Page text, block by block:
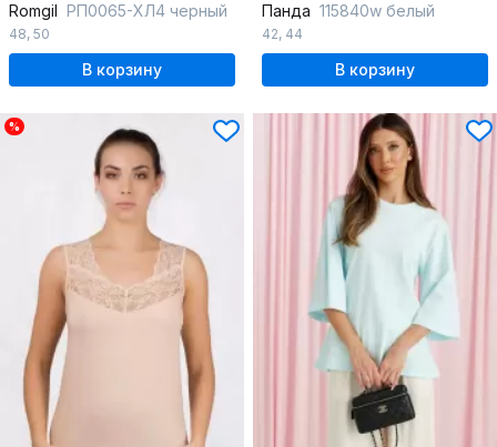
Romgil РП0065-ХЛ4 черный
48, 50
В корзину
Панда 115840w белый
42, 44
В корзину
%